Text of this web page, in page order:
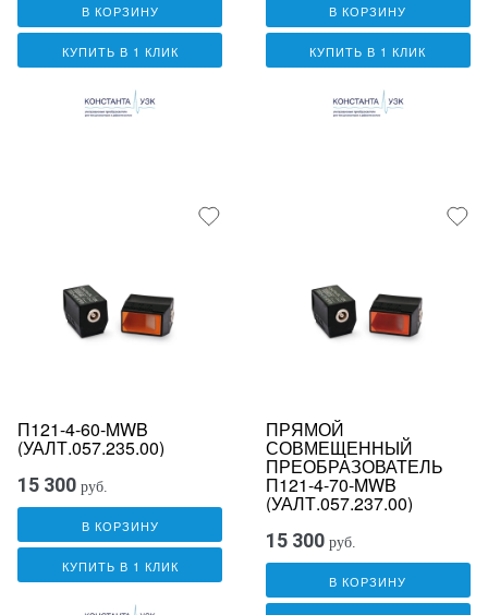
В КОРЗИНУ
КУПИТЬ В 1 КЛИК
В КОРЗИНУ
КУПИТЬ В 1 КЛИК
П121-4-60-MWB
(УАЛТ.057.235.00)
15 300 руб.
В КОРЗИНУ
КУПИТЬ В 1 КЛИК
ПРЯМОЙ
СОВМЕЩЕННЫЙ
ПРЕОБРАЗОВАТЕЛЬ
П121-4-70-MWB
(УАЛТ.057.237.00)
15 300 руб.
В КОРЗИНУ